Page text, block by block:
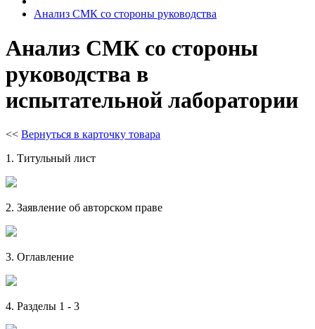
Анализ СМК со стороны руководства
Анализ СМК со стороны
руководства в
испытательной лаборатории
<< Вернуться в карточку товара
1. Титульный лист
2. Заявление об авторском праве
3. Оглавление
4. Разделы 1 - 3